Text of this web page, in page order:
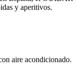
y aperitivos.
aire acondicionado.